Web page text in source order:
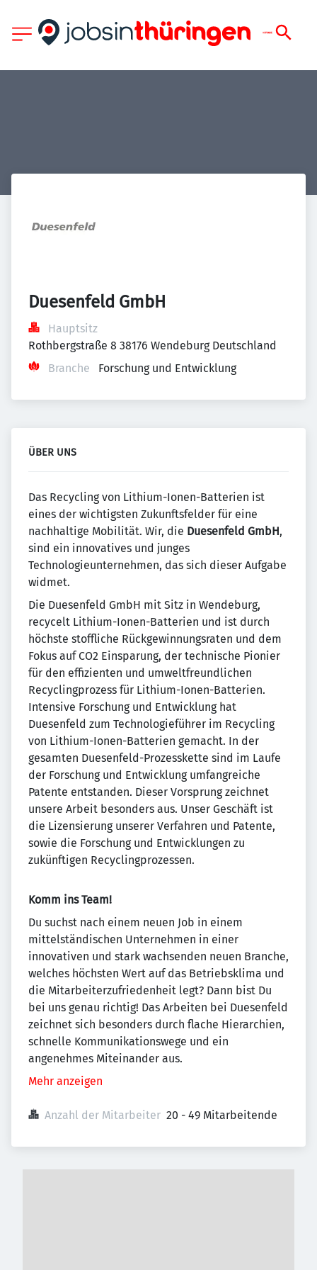
Duesenfeld GmbH
Hauptsitz
Rothbergstraße 8 38176 Wendeburg Deutschland
Branche
Forschung und Entwicklung
ÜBER UNS
Das Recycling von Lithium-Ionen-Batterien ist
eines der wichtigsten Zukunftsfelder für eine
nachhaltige Mobilität. Wir, die Duesenfeld GmbH,
sind ein innovatives und junges
Technologieunternehmen, das sich dieser Aufgabe
widmet.
Die Duesenfeld GmbH mit Sitz in Wendeburg,
recycelt Lithium-Ionen-Batterien und ist durch
höchste stoffliche Rückgewinnungsraten und dem
Fokus auf CO2 Einsparung, der technische Pionier
für den effizienten und umweltfreundlichen
Recyclingprozess für Lithium-Ionen-Batterien.
Intensive Forschung und Entwicklung hat
Duesenfeld zum Technologieführer im Recycling
von Lithium-Ionen-Batterien gemacht. In der
gesamten Duesenfeld-Prozesskette sind im Laufe
der Forschung und Entwicklung umfangreiche
Patente entstanden. Dieser Vorsprung zeichnet
unsere Arbeit besonders aus. Unser Geschäft ist
die Lizensierung unserer Verfahren und Patente,
sowie die Forschung und Entwicklungen zu
zukünftigen Recyclingprozessen.
Komm ins Team!
Du suchst nach einem neuen Job in einem
mittelständischen Unternehmen in einer
innovativen und stark wachsenden neuen Branche,
welches höchsten Wert auf das Betriebsklima und
die Mitarbeiterzufriedenheit legt? Dann bist Du
bei uns genau richtig! Das Arbeiten bei Duesenfeld
zeichnet sich besonders durch flache Hierarchien,
schnelle Kommunikationswege und ein
angenehmes Miteinander aus.
Mehr anzeigen
Anzahl der Mitarbeiter 20 - 49 Mitarbeitende